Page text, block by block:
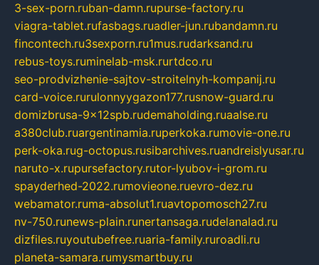
3-sex-porn.ruban-damn.rupurse-factory.ru
viagra-tablet.rufasbags.ruadler-jun.rubandamn.ru
fincontech.ru3sexporn.ru1mus.rudarksand.ru
rebus-toys.ruminelab-msk.rurtdco.ru
seo-prodvizhenie-sajtov-stroitelnyh-kompanij.ru
card-voice.rurulonnyygazon177.rusnow-guard.ru
domizbrusa-9x12spb.rudemaholding.ruaalse.ru
a380club.ruargentinamia.ruperkoka.rumovie-one.ru
perk-oka.rug-octopus.rusibarchives.ruandreislyusar.ru
naruto-x.rupursefactory.rutor-lyubov-i-grom.ru
spayderhed-2022.rumovieone.ruevro-dez.ru
webamator.ruma-absolut1.ruavtopomosch27.ru
nv-750.runews-plain.runertansaga.rudelanalad.ru
dizfiles.ruyoutubefree.ruaria-family.ruroadli.ru
planeta-samara.rumysmartbuy.ru